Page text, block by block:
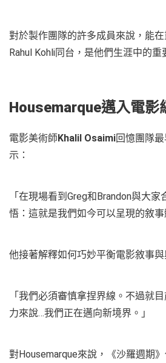
對於製作團隊的許多成員來說，能
Rahul Kohli同台，是他們生涯中的重
Housemarque邁入電影
電影美術師Khalil Osaimi回憶團隊
示：
「在現場看到Greg和Brandon與大
悟：這就是我們如今可以呈現的敘事
他接著解釋如何巧妙平衡電影敘事與
「我們必須審慎拿捏界線。不過就
力來說…我們正在邁向新境界。」
對Housemarque來說，《沙羅週期